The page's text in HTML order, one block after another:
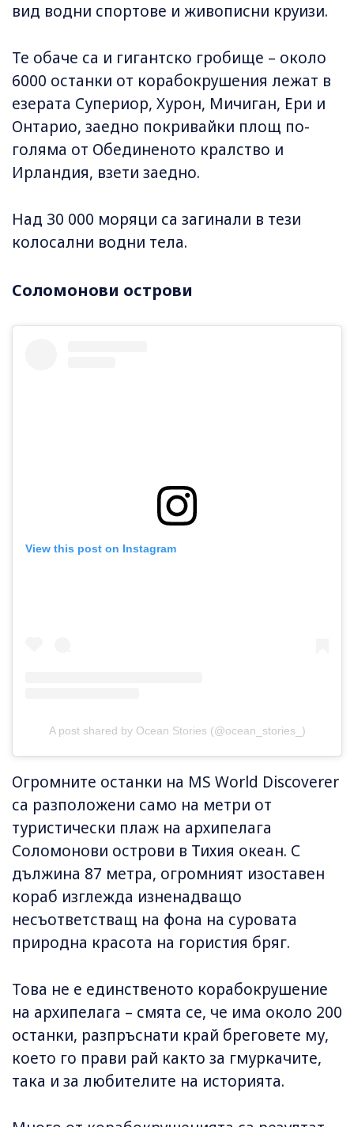
вид водни спортове и живописни круизи.
Те обаче са и гигантско гробище – около
6000 останки от корабокрушения лежат в
езерата Супериор, Хурон, Мичиган, Ери и
Онтарио, заедно покривайки площ по-
голяма от Обединеното кралство и
Ирландия, взети заедно.
Над 30 000 моряци са загинали в тези
колосални водни тела.
Соломонови острови
View this post on Instagram
A post shared by Ocean Stories (@ocean_stories_)
Огромните останки на MS World Discoverer
са разположени само на метри от
туристически плаж на архипелага
Соломонови острови в Тихия океан. С
дължина 87 метра, огромният изоставен
кораб изглежда изненадващо
несъответстващ на фона на суровата
природна красота на гористия бряг.
Това не е единственото корабокрушение
на архипелага – смята се, че има около 200
останки, разпръснати край бреговете му,
което го прави рай както за гмуркачите,
така и за любителите на историята.